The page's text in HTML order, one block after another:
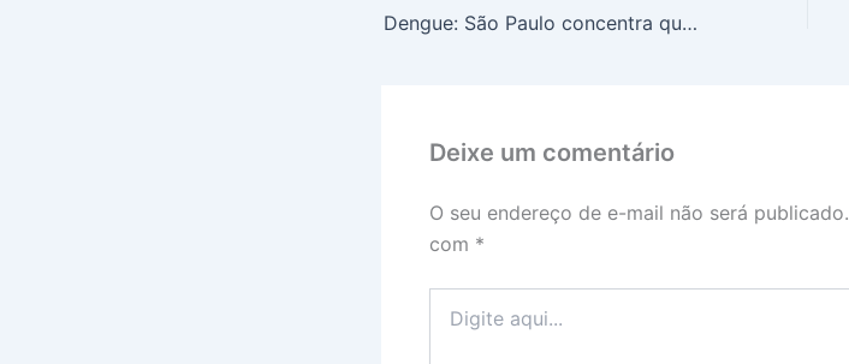
Dengue: São Paulo concentra quase 60% dos casos no país em 2025
Deixe um comentário
O seu endereço de e-mail não será publicado.
com *
aqui...